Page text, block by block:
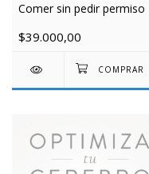
Comer sin pedir permiso
$39.000,00